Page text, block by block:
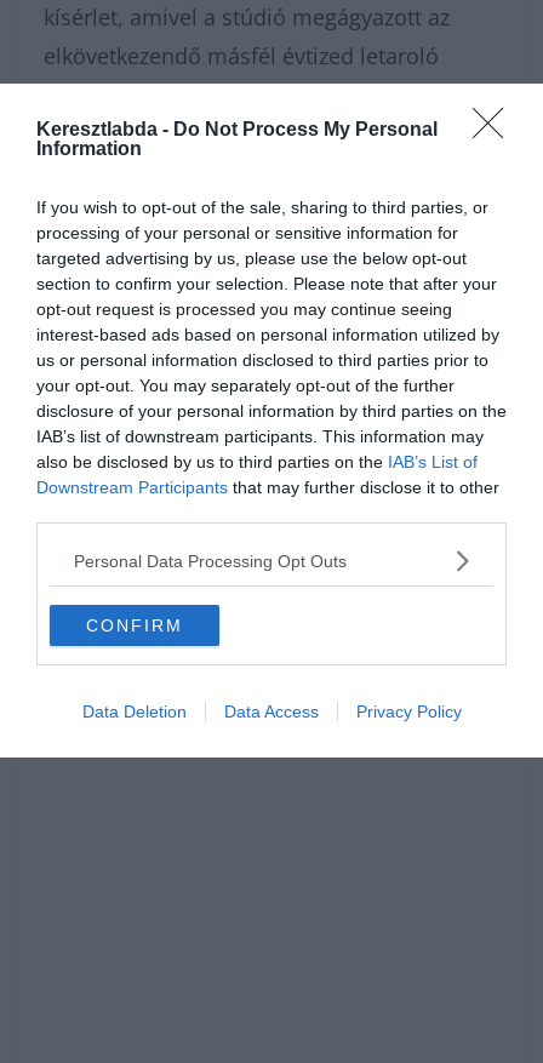
Keresztlabda - Do Not Process My Personal
Information
If you wish to opt-out of the sale, sharing to third parties, or
processing of your personal or sensitive information for
targeted advertising by us, please use the below opt-out
section to confirm your selection. Please note that after your
opt-out request is processed you may continue seeing
interest-based ads based on personal information utilized by
us or personal information disclosed to third parties prior to
your opt-out. You may separately opt-out of the further
disclosure of your personal information by third parties on the
IAB’s list of downstream participants. This information may
also be disclosed by us to third parties on the IAB’s List of
Downstream Participants that may further disclose it to other
Personal Data Processing Opt Outs
CONFIRM
Data Deletion Data Access Privacy Policy
kísérlet, amivel a stúdió megágyazott az
elkövetkezendő másfél évtized letaroló
teszteld apopkultúrairánti fogékonyságod,
tartozol-e, aki hibátlanul tudja a választ!
Nagyon sokféle retrókvízünkvan, amivel
karbantarthatod az agytekervényeidet, csak
nézz körül nálunk éstovábbi érdekes
napi játékokat találhatsz.